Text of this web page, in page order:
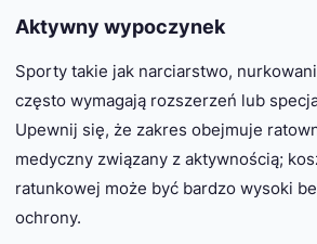
Aktywny wypoczynek
Sporty takie jak narciarstwo,
często wymagają rozszerzeń lub
Upewnij się, że zakres obejmuje
medyczny związany z aktywnością;
ratunkowej może być bardzo wysoki
ochrony.